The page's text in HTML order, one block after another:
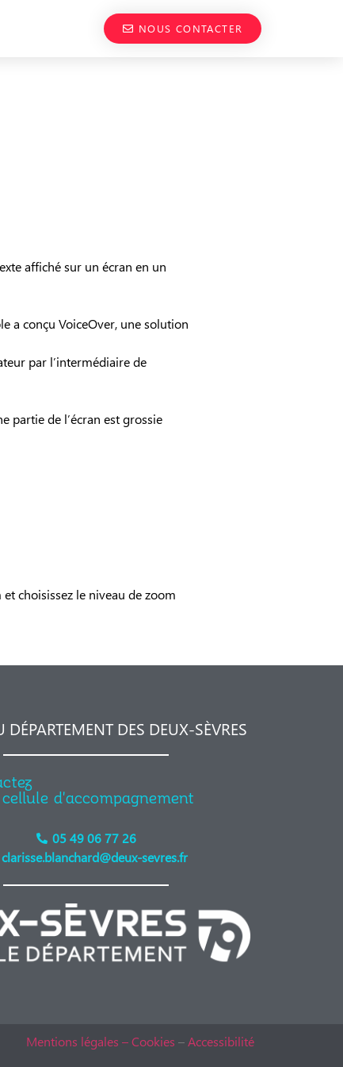
NOUS CONTACTER
affiché sur un écran en un
a conçu VoiceOver, une solution
par l’intermédiaire de
partie de l’écran est grossie
choisissez le niveau de zoom
DÉPARTEMENT DES DEUX-SÈVRES
d'accompagnement
05 49 06 77 26
clarisse.blanchard@deux-sevres.fr
Mentions légales – Cookies –Accessibilité